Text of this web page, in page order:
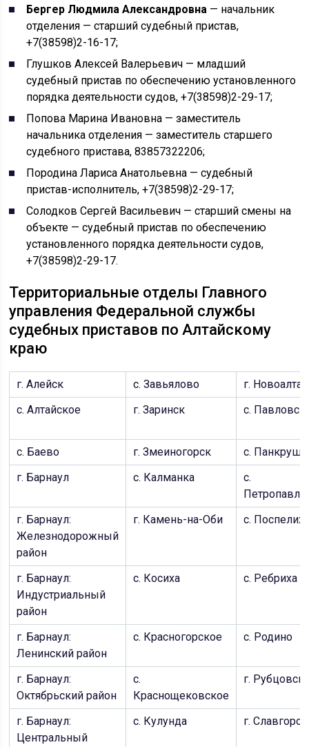
Бергер Людмила Александровна — начальник
отделения — старший судебный пристав,
+7(38598)2-16-17;
Глушков Алексей Валерьевич — младший
судебный пристав по обеспечению установленного
порядка деятельности судов, +7(38598)2-29-17;
Попова Марина Ивановна — заместитель
начальника отделения — заместитель старшего
судебного пристава, 83857322206;
Породина Лариса Анатольевна — судебный
пристав-исполнитель, +7(38598)2-29-17;
Солодков Сергей Васильевич — старший смены на
объекте — судебный пристав по обеспечению
установленного порядка деятельности судов,
+7(38598)2-29-17.
Территориальные отделы Главного
управления Федеральной службы
судебных приставов по Алтайскому
краю
г. Алейск с. Завьялово
г.
с. Алтайское
г. Заринск c. Павловск
с. Баево г. Змеиногорск
c.
г. Барнаул
с. Калманка
c.
г. Барнаул:
Железнодорожный
район
г. Камень-на-Оби с.
г. Барнаул:
Индустриальный
район
c. Косиха c. Ребриха
г. Барнаул:
Ленинский район
с. Красногорское c. Родино
г. Барнаул:
Октябрьский район
c.
Краснощековское
г. Рубцовск
г. Барнаул:
Центральный
с. Кулунда г. Славгород